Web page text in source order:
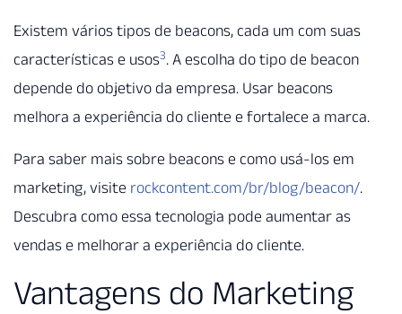
Existem vários tipos de beacons, cada um com suas
características e usos3. A escolha do tipo de beacon
depende do objetivo da empresa. Usar beacons
melhora a experiência do cliente e fortalece a marca.
Para saber mais sobre beacons e como usá-los em
marketing, visite rockcontent.com/br/blog/beacon/.
Descubra como essa tecnologia pode aumentar as
vendas e melhorar a experiência do cliente.
Vantagens do Marketing